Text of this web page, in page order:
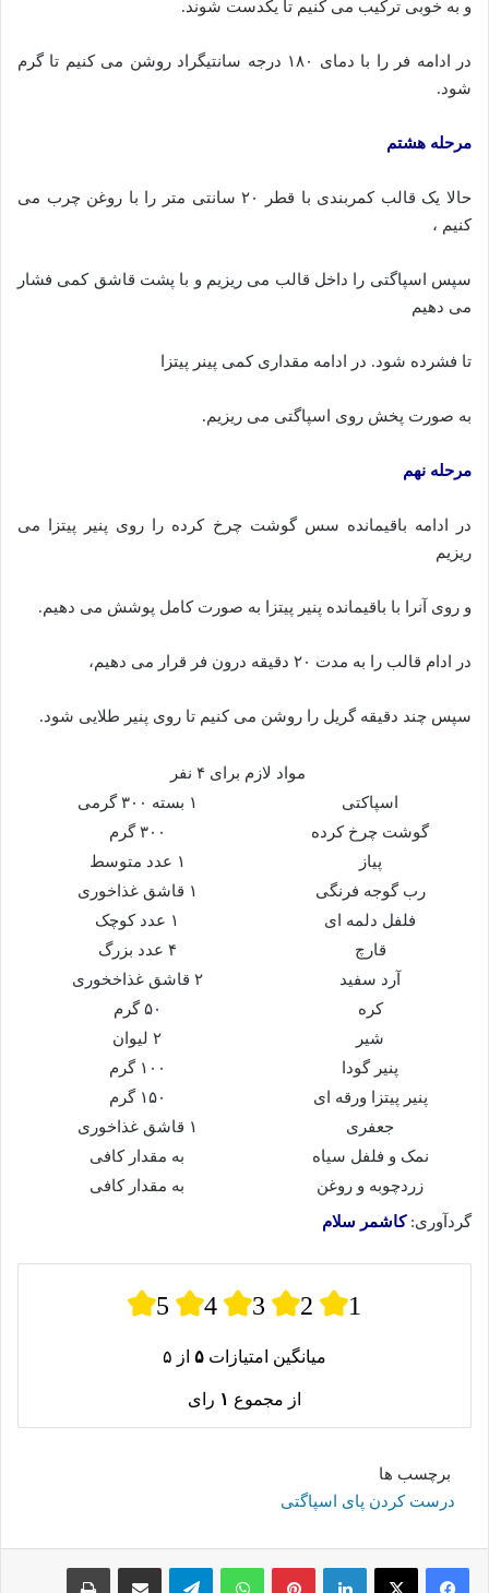
و به خوبی ترکیب می کنیم تا یکدست شوند.
در ادامه فر را با دمای ۱۸۰ درجه سانتیگراد روشن می کنیم تا گرم
شود.
مرحله هشتم
حالا یک قالب کمربندی با قطر ۲۰ سانتی متر را با روغن چرب می
کنیم ،
سپس اسپاگتی را داخل قالب می ریزیم و با پشت قاشق کمی فشار
می دهیم
تا فشرده شود. در ادامه مقداری کمی پینر پیتزا
به صورت پخش روی اسپاگتی می ریزیم.
مرحله نهم
در ادامه باقیمانده سس گوشت چرخ کرده را روی پنیر پیتزا می
ریزیم
و روی آنرا با باقیمانده پنیر پیتزا به صورت کامل پوشش می دهیم.
در ادام قالب را به مدت ۲۰ دقیقه درون فر قرار می دهیم،
سپس چند دقیقه گریل را روشن می کنیم تا روی پنیر طلایی شود.
مواد لازم برای ۴ نفر
اسپاکتی
۱ بسته ۳۰۰ گرمی
گوشت چرخ کرده
۳۰۰ گرم
پیاز
۱ عدد متوسط
رب گوجه فرنگی
۱ قاشق غذاخوری
فلفل دلمه ای
۱ عدد کوچک
قارچ
۴ عدد بزرگ
آرد سفید
۲ قاشق غذاخخوری
کره
۵۰ گرم
شیر
۲ لیوان
پنیر گودا
۱۰۰ گرم
پنیر پیتزا ورقه ای
۱۵۰ گرم
جعفری
۱ قاشق غذاخوری
نمک و فلفل سیاه
به مقدار کافی
زردچوبه و روغن
به مقدار کافی
گردآوری:کاشمر سلام
5 4 3 2 1
میانگین امتیازات ۵ از ۵
از مجموع ۱ رای
برچسب ها
درست کردن پای اسپاگتی
لینکدین پینترستواتس آپ تلگرام اشتراک گذاری از طریق ایمیل چاپ